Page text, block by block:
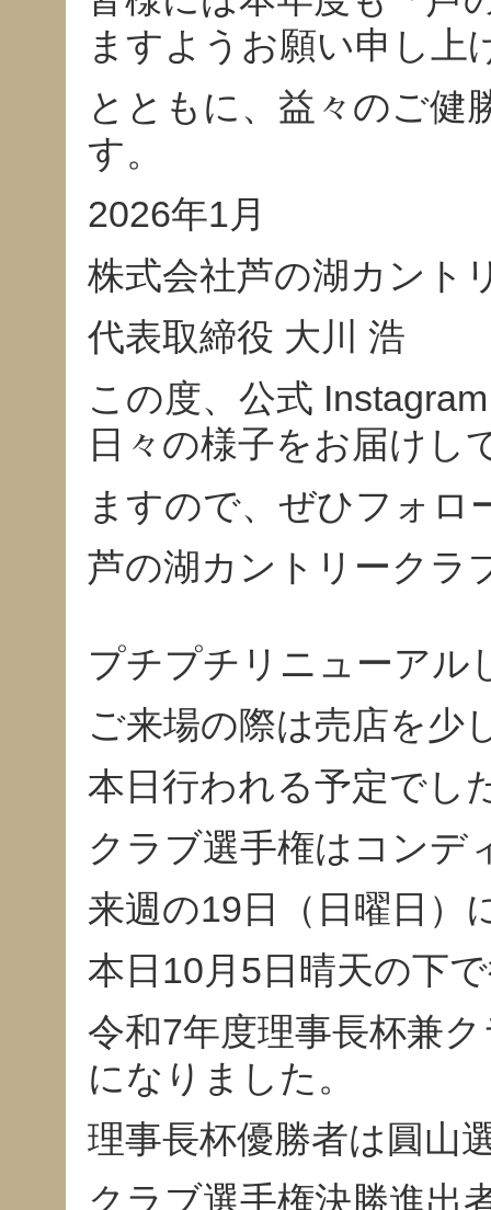
ますようお願い申し上
とともに、益々のご健
す。
2026年1月
株式会社芦の湖カント
代表取締役 大川 浩
この度、公式
日々の様子をお届けし
ますので、ぜひフォロ
芦の湖カントリークラ
プチプチリニューアル
ご来場の際は売店を少
本日行われる予定でし
クラブ選手権はコンデ
来週の19日（日曜日）
本日10月5日晴天の下
令和7年度理事長杯兼
になりました。
理事長杯優勝者は圓山
クラブ選手権決勝進出